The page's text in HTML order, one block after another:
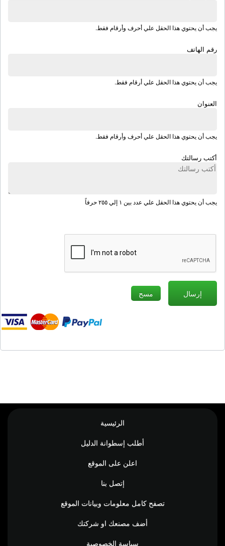
يجب أن يحتوي هذا الحقل علي أحرف وأرقام فقط.
رقم الهاتف
يجب أن يحتوي هذا الحقل علي أرقام فقط.
العنوان
يجب أن يحتوي هذا الحقل علي أحرف وأرقام فقط.
أكتب رسالتك
يجب أن يحتوي هذا الحقل علي عدد بين ١ إلي ٢٥٥ حرفاً
الرئيسية
أطلب إسطوانة الدليل
اعلن على الموقع
إتصل بنا
تصفح كامل معلومات وبيانات الموقع
أضف مصنعك او شركتك
سياسة الخصوصية